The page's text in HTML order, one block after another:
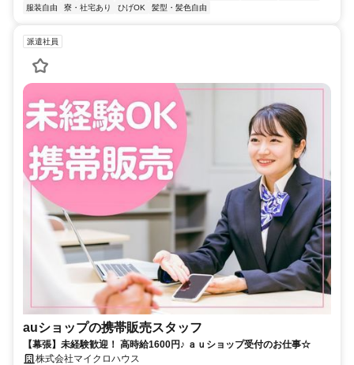
服装自由
寮・社宅あり ひげOK 髪型・髪色自由
派遣社員
auショップの携帯販売スタッフ
【幕張】未経験歓迎！ 高時給1600円♪ ａｕショップ受付のお仕事☆
株式会社マイクロハウス